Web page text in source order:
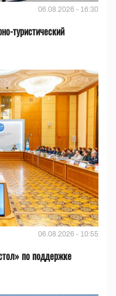
06.08.2026 - 16:30
туристический
06.08.2026 - 10:55
по поддержке